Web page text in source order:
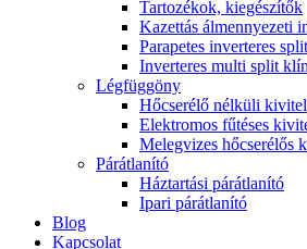
Tartozékok, kiegészítők
Kazettás álmennyezeti
Parapetes inverteres
Inverteres multi split
Légfüggöny
Hőcserélő nélküli kivitel
Elektromos fűtéses
Melegvizes hőcserélős
Párátlanító
Háztartási párátlanító
Ipari párátlanító
Blog
Kapcsolat